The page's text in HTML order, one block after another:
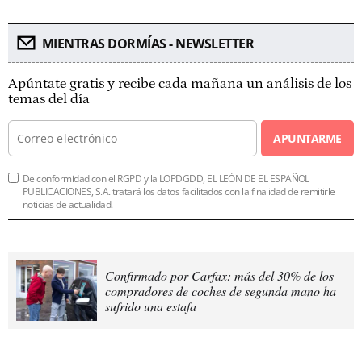
MIENTRAS DORMÍAS - NEWSLETTER
Apúntate gratis y recibe cada mañana un análisis de los
temas del día
APUNTARME
De conformidad con el RGPD y la LOPDGDD, EL LEÓN DE EL ESPAÑOL
PUBLICACIONES, S.A. tratará los datos facilitados con la finalidad de remitirle
noticias de actualidad.
Confirmado por Carfax: más del 30% de los
compradores de coches de segunda mano ha
sufrido una estafa